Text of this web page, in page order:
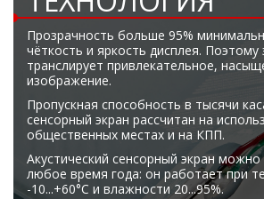
Прозрачность больше 95%
чёткость и яркость дисплея. Поэтому
транслирует привлекательное,
изображение.
Пропускная способность в тысячи
сенсорный экран рассчитан на
общественных местах и на КПП.
Акустический сенсорный экран
любое время года: он работает при
-10...+60°C и влажности 20...95%.